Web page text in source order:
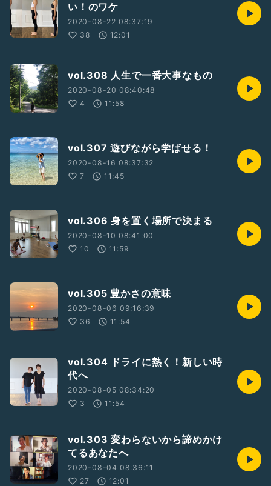
い！のワケ
2020-08-22 08:37:19
38
12:01
vol.308 人生で一番大事なもの
2020-08-20 08:40:48
4
11:58
vol.307 遊びながら学ばせる！
2020-08-16 08:37:32
7
11:45
vol.306 身を置く場所で決まる
2020-08-10 08:41:00
10
11:59
vol.305 豊かさの意味
2020-08-06 09:16:39
36
11:54
vol.304 ドライに熱く！新しい時
代へ
2020-08-05 08:34:20
3
11:54
vol.303 変わらないから諦めかけ
てるあなたへ
2020-08-04 08:36:11
27
12:01